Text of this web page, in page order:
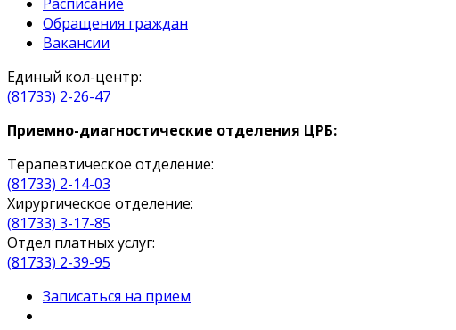
Обращения граждан
Вакансии
Единый кол-центр:
(81733) 2-26-47
Приемно-диагностические отделения ЦРБ:
Терапевтическое отделение:
(81733) 2-14-03
Хирургическое отделение:
(81733) 3-17-85
Отдел платных услуг:
(81733) 2-39-95
Записаться на прием